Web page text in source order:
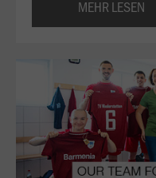
MEHR LESEN